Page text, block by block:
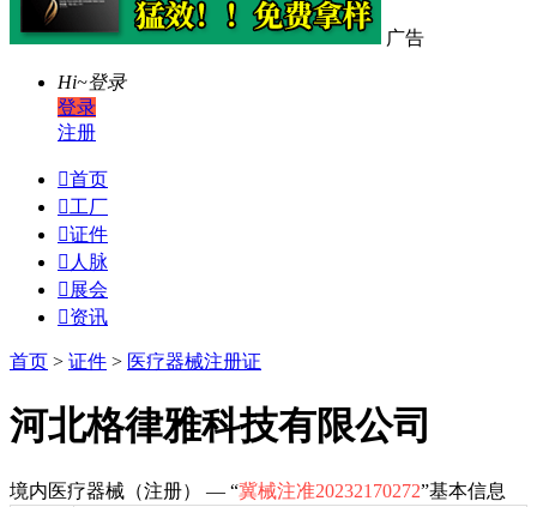
广告
Hi~登录
登录
注册
首页
工厂
证件
 人脉
 展会
资讯
首页 > 证件 > 医疗器械注册证
河北格律雅科技有限公司
境内医疗器械（注册） — “冀械注准20232170272”基本信息